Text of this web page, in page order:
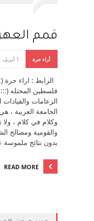
قمم
آراء حرة 1 أبريل، 2013
الرابط : اراء
فلسطين المحتله
الزعامات
الجامعة العربية ،
وكلام في كلام ، ولا
والقومية ومصالح
بدون نتائج
READ MORE